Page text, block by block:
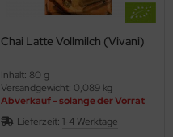
Chai Latte Vollmilch (Vivani)
Inhalt: 80 g
Versandgewicht: 0,089 kg
Abverkauf - solange der Vorrat
reicht
Lieferzeit: 1-4 Werktage